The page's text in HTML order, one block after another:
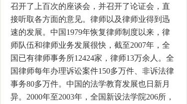
召开了上百次的座谈会，并召开了论证会，直
接听取各方面的意见。律师以及律师业得到迅
速的发展。中国1979年恢复律师制度以来，律
师队伍和律师业务发展很快，截至2007年，全
国已有律师事务所12424家，律师13万余人。全
国律师每年办理诉讼案件150多万件、非诉法律
事务80多万件。中国的法学教育发展也日新月
异。2000年至2003年，全国新设法学院206所，